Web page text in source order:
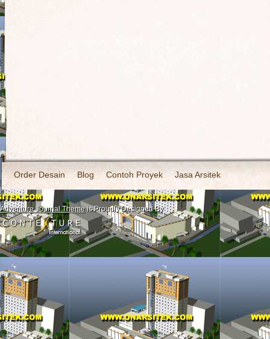
Order Desain Blog Contoh Proyek Jasa Arsitek
Adventure Journal Themeis Proudly Designed By